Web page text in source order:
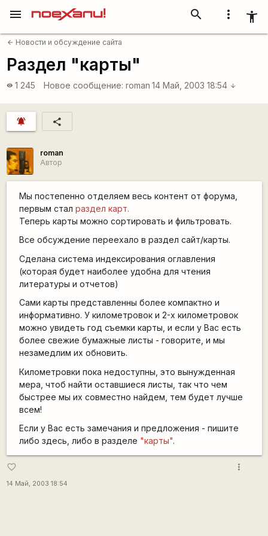
more_vert accessibility_new
search
menu
arrow_back Новости и обсуждение сайта
Раздел "карты"
visibility 1 245 Новое сообщение: roman 14 Май, 2003 18:54 arrow_downward
notifications_active share
roman
Автор
Мы постепенно отделяем весь контент от форума,
первым стал раздел карт.
Теперь карты можно сортировать и фильтровать.
Все обсуждение переехало в раздел сайт/карты.
Сделана система индексирования оглавления
(которая будет наиболее удобна для чтения
литературы и отчетов)
Сами карты представленны более компактно и
информативно. У километровок и 2-х километровок
можно увидеть год съемки карты, и если у Вас есть
более свежие бумажные листы - говорите, и мы
незамедлим их обновить.
Километровки пока недоступны, это вынужденная
мера, чтоб найти оставшиеся листы, так что чем
быстрее мы их совместно найдем, тем будет лучше
всем!
Если у Вас есть замечания и предложения - пишите
либо здесь, либо в разделе "карты".
favorite_border
14 Май, 2003 18:54
more_vert